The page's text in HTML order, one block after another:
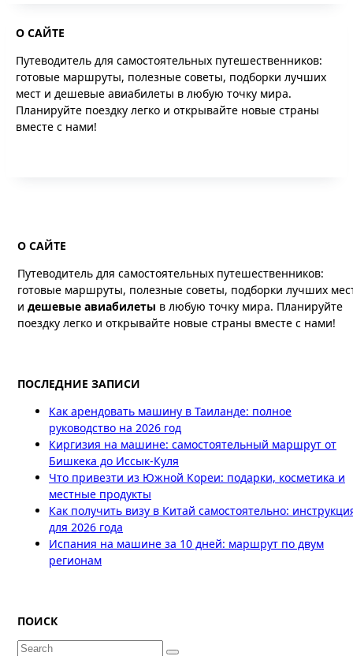
О САЙТЕ
Путеводитель для самостоятельных путешественников:
готовые маршруты, полезные советы, подборки лучших
мест и дешевые авиабилеты в любую точку мира.
Планируйте поездку легко и открывайте новые страны
вместе с нами!
О САЙТЕ
Путеводитель для самостоятельных путешественников:
готовые маршруты, полезные советы, подборки лучших
и дешевые авиабилеты в любую точку мира. Планируйте
поездку легко и открывайте новые страны вместе с нами!
ПОСЛЕДНИЕ ЗАПИСИ
Как арендовать машину в Таиланде: полное
руководство на 2026 год
Киргизия на машине: самостоятельный маршрут от
Бишкека до Иссык-Куля
Что привезти из Южной Кореи: подарки, косметика и
местные продукты
Как получить визу в Китай самостоятельно:
для 2026 года
Испания на машине за 10 дней: маршрут по двум
регионам
ПОИСК
Search